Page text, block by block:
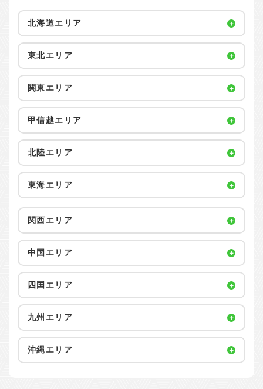
北海道エリア
東北エリア
関東エリア
甲信越エリア
北陸エリア
東海エリア
関西エリア
中国エリア
四国エリア
九州エリア
沖縄エリア